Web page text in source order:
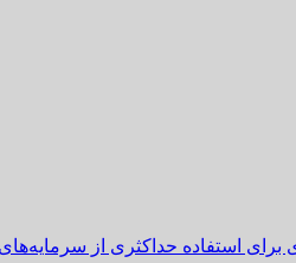
استفاده حداکثری از